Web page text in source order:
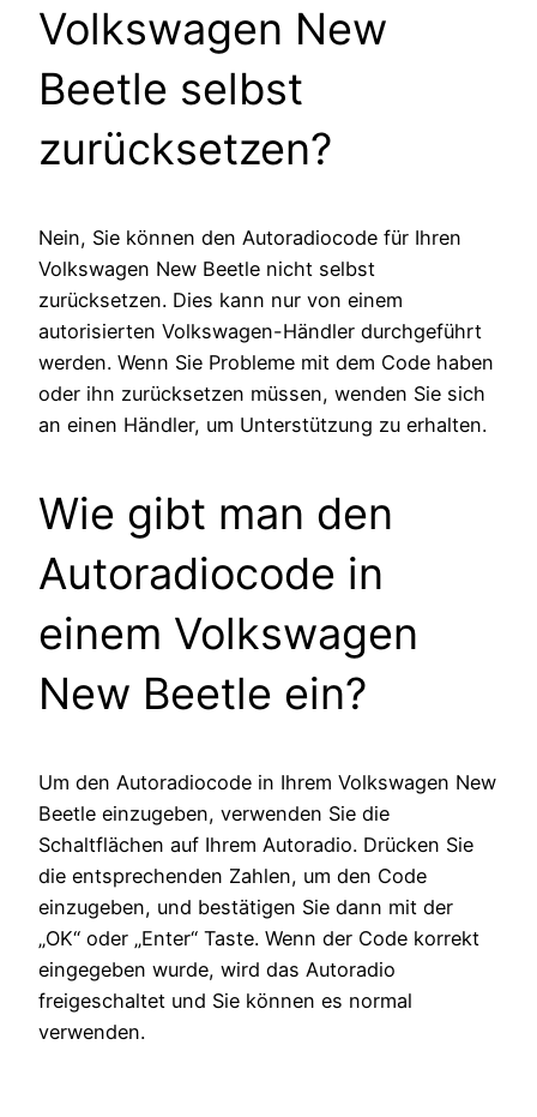
Volkswagen New
Beetle selbst
zurücksetzen?
Nein, Sie können den Autoradiocode für Ihren
Volkswagen New Beetle nicht selbst
zurücksetzen. Dies kann nur von einem
autorisierten Volkswagen-Händler durchgeführt
werden. Wenn Sie Probleme mit dem Code haben
oder ihn zurücksetzen müssen, wenden Sie sich
an einen Händler, um Unterstützung zu erhalten.
Wie gibt man den
Autoradiocode in
einem Volkswagen
New Beetle ein?
Um den Autoradiocode in Ihrem Volkswagen New
Beetle einzugeben, verwenden Sie die
Schaltflächen auf Ihrem Autoradio. Drücken Sie
die entsprechenden Zahlen, um den Code
einzugeben, und bestätigen Sie dann mit der
„OK“ oder „Enter“ Taste. Wenn der Code korrekt
eingegeben wurde, wird das Autoradio
freigeschaltet und Sie können es normal
verwenden.